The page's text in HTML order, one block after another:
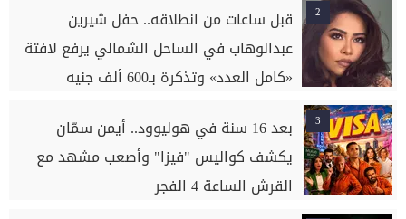
2
قبل ساعات من انطلاقه.. حفل شيرين
عبدالوهاب في الساحل الشمالي يرفع لافتة
«كامل العدد» وتذكرة بـ600 ألف جنيه
3
بعد 16 سنة في هوليوود.. أيمن سمّان
يكشف كواليس "فيزا" وأصعب مشهد مع
القرش الساعة 4 الفجر